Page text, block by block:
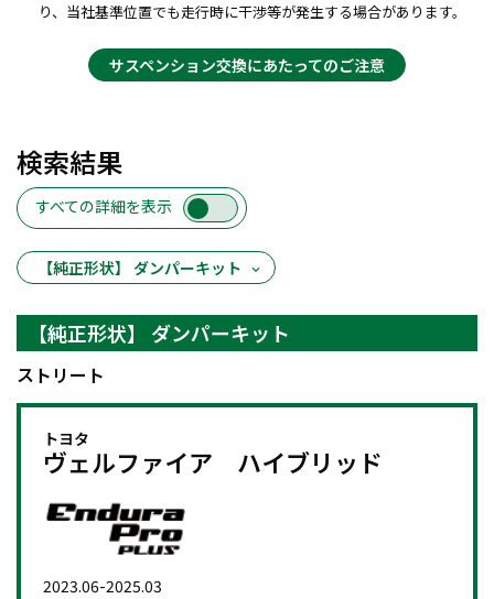
り、当社基準位置でも走行時に干渉等が発生する場合があります。
サスペンション交換にあたってのご注意
検索結果
すべての詳細を表示
【純正形状】 ダンパーキット
【純正形状】 ダンパーキット
ストリート
トヨタ
ヴェルファイア ハイブリッド
2023.06-2025.03